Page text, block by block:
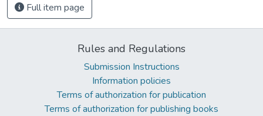
Full item page
Rules and Regulations
Submission Instructions
Information policies
Terms of authorization for publication
Terms of authorization for publishing books